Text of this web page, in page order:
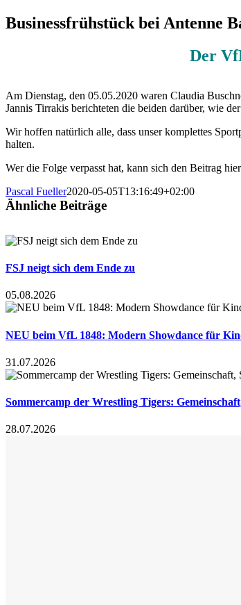
Businessfrühstück bei Antenne
Der
Am Dienstag, den 05.05.2020 waren Claudia
Jannis Tirrakis berichteten die beiden darüber, wie
Wir hoffen natürlich alle, dass unser komplettes
halten.
Wer die Folge verpasst hat, kann sich den Beitrag
Pascal Fueller2020-05-05T13:16:49+02:00
Ähnliche Beiträge
FSJ neigt sich dem Ende zu
05.08.2026
NEU beim VfL 1848: Modern Showdance für
31.07.2026
Sommercamp der Wrestling Tigers:
28.07.2026